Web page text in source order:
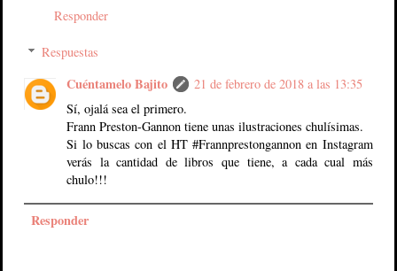
Responder
Respuestas
Cuéntamelo Bajito
21 de febrero de 2018 a las 13:35
Sí, ojalá sea el primero.
Frann Preston-Gannon tiene unas ilustraciones chulísimas.
Si lo buscas con el HT #Frannprestongannon en Instagram
verás la cantidad de libros que tiene, a cada cual más
chulo!!!
Responder